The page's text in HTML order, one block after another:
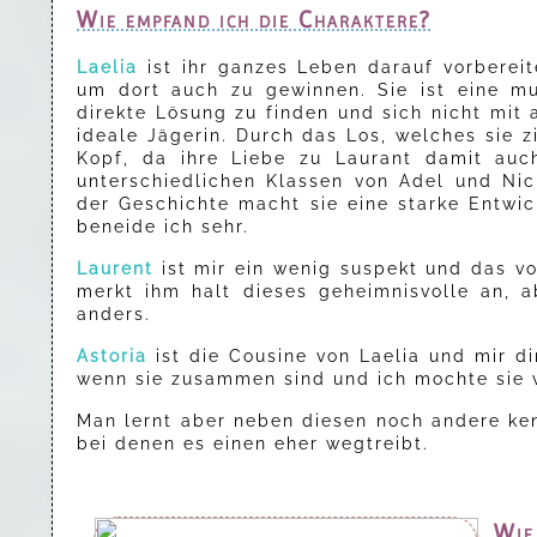
Wie empfand ich die Charaktere?
Laelia
ist ihr ganzes Leben darauf
um dort auch zu gewinnen. Sie ist eine
direkte Lösung zu finden und sich nicht mit
ideale Jägerin. Durch das Los, welches
Kopf, da ihre Liebe zu Laurant damit
unterschiedlichen Klassen von Adel und
der Geschichte macht sie eine starke
beneide ich sehr.
Laurent
ist mir ein wenig suspekt und das
merkt ihm halt dieses geheimnisvolle an,
anders.
Astoria
ist die Cousine von Laelia und mir
wenn sie zusammen sind und ich mochte
Man lernt aber neben diesen noch andere
bei denen es einen eher wegtreibt.